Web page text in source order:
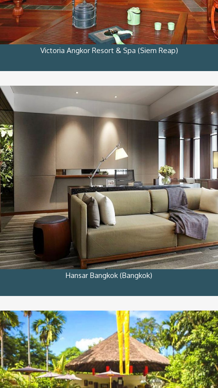
Victoria Angkor Resort & Spa (Siem Reap)
Hansar Bangkok (Bangkok)